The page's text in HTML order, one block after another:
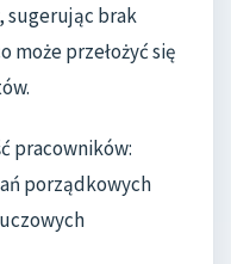
sugerując brak
może przełożyć się
pracowników:
porządkowych